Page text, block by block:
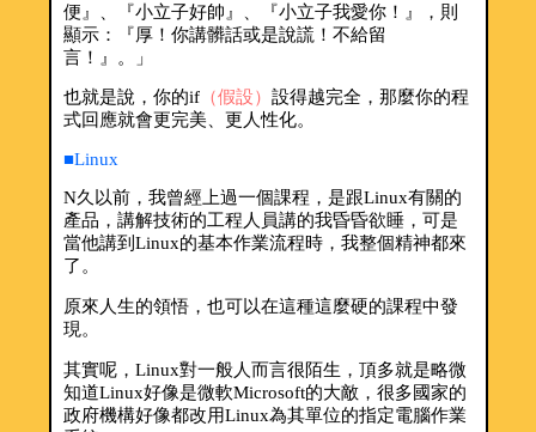
便』、『小立子好帥』、『小立子我愛你！』，則
顯示：『厚！你講髒話或是說謊！不給留
言！』。」
也就是說，你的if（假設） 設得越完全，那麼你的程
式回應就會更完美、更人性化。
■Linux
N久以前，我曾經上過一個課程，是跟Linux有關的
產品，講解技術的工程人員講的我昏昏欲睡，可是
當他講到Linux的基本作業流程時，我整個精神都來
了。
原來人生的領悟，也可以在這種這麼硬的課程中發
現。
其實呢，Linux對一般人而言很陌生，頂多就是略微
知道Linux好像是微軟Microsoft的大敵，很多國家的
政府機構好像都改用Linux為其單位的指定電腦作業